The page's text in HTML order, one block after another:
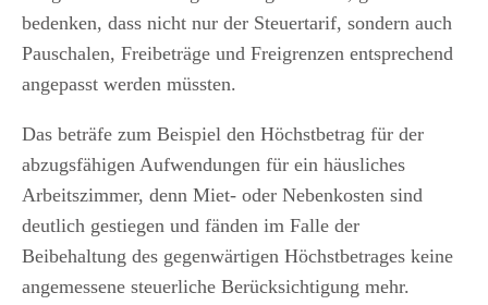
bedenken, dass nicht nur der Steuertarif, sondern auch
Pauschalen, Freibeträge und Freigrenzen entsprechend
angepasst werden müssten.
Das beträfe zum Beispiel den Höchstbetrag für der
abzugsfähigen Aufwendungen für ein häusliches
Arbeitszimmer, denn Miet- oder Nebenkosten sind
deutlich gestiegen und fänden im Falle der
Beibehaltung des gegenwärtigen Höchstbetrages keine
angemessene steuerliche Berücksichtigung mehr.